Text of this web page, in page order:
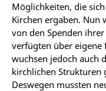
Möglichkeiten, die
Kirchen ergaben. Nun
von den Spenden
verfügten über eigene
wuchsen jedoch auch
kirchlichen Strukturen
Deswegen mussten